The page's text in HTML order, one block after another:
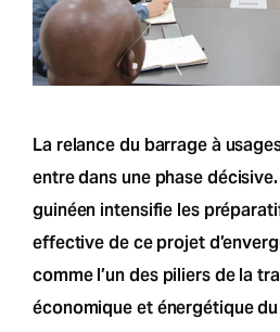
La relance du barrage à
entre dans une phase
guinéen intensifie les
effective de ce projet
comme l’un des piliers de la
économique et énergétique